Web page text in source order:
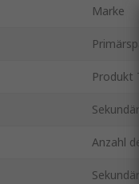
Marke
Produkt
Anzahl